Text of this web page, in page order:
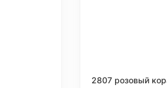
2807 розовый